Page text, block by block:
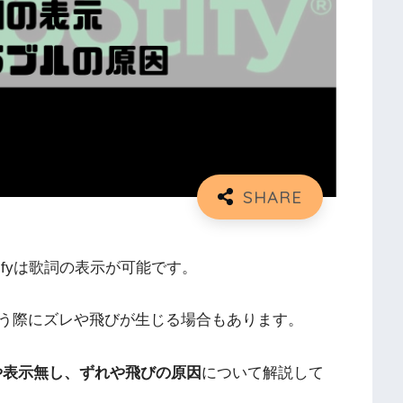
は歌詞の表示が可能です。
にズレや飛びが生じる場合もあります。
示無し、ずれや飛びの原因 について解説して